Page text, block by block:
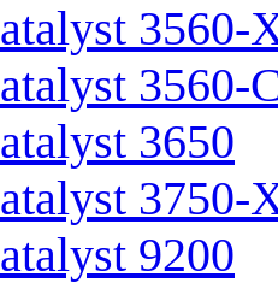
3560-
3560-
3650
3750-
9200